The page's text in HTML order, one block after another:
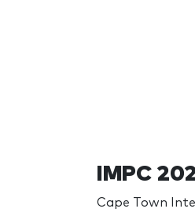
IMPC
Cape Town